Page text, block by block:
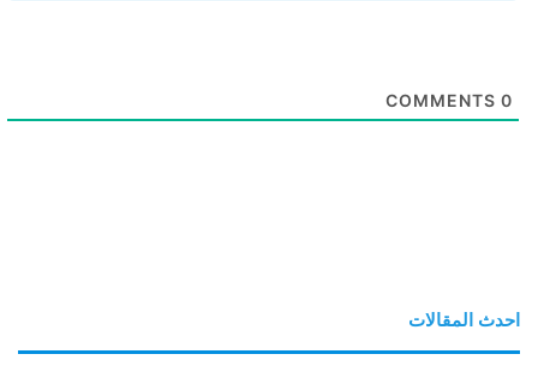
0
احدث المقالات